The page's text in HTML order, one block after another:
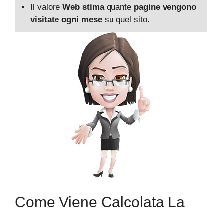
Il valore Web stimaquante pagine vengono
visitate ogni mese su quel sito.
Come Viene Calcolata La